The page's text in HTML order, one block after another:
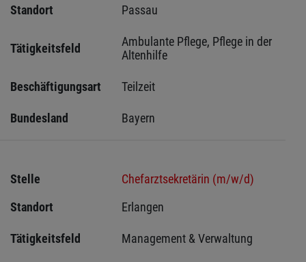
Standort
Passau
Tätigkeitsfeld
Ambulante Pflege, Pflege in der
Altenhilfe
Beschäftigungsart Teilzeit
Bundesland Bayern
Stelle
Chefarztsekretärin (m/w/d)
Standort
Erlangen
Tätigkeitsfeld Management & Verwaltung